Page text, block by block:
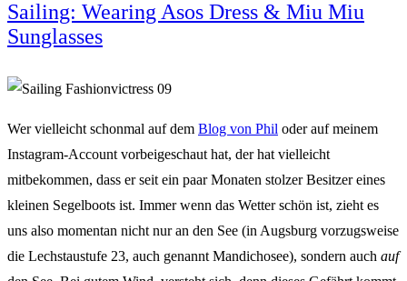
Sailing: Wearing Asos Dress & Miu Miu
Sunglasses
Wer vielleicht schonmal auf dem Blog von Phil oder auf meinem
Instagram-Account vorbeigeschaut hat, der hat vielleicht
mitbekommen, dass er seit ein paar Monaten stolzer Besitzer eines
kleinen Segelboots ist. Immer wenn das Wetter schön ist, zieht es
uns also momentan nicht nur an den See (in Augsburg vorzugsweise
die Lechstaustufe 23, auch genannt Mandichosee), sondern auch auf